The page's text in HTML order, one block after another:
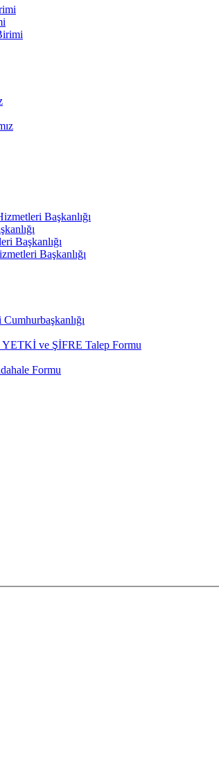
Başkanlığı
Başkanlığı
Başkanlığı
ve ŞİFRE Talep Formu
Formu